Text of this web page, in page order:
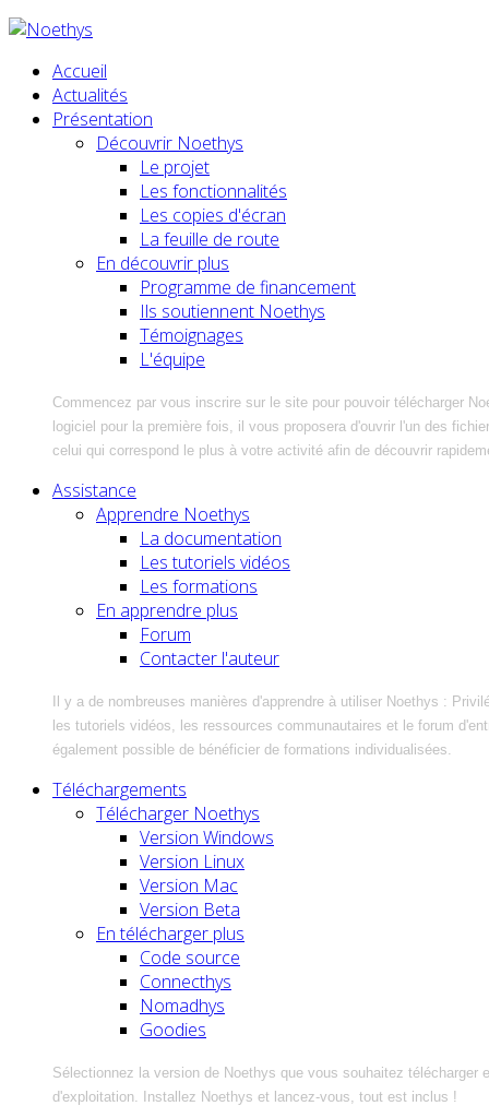
Accueil
Actualités
Présentation
Découvrir Noethys
Le projet
Les fonctionnalités
Les copies d'écran
La feuille de route
En découvrir plus
Programme de financement
Ils soutiennent Noethys
Témoignages
L'équipe
Commencez par vous inscrire sur le site pour pouvoir télécharger
logiciel pour la première fois, il vous proposera d'ouvrir l'un des
celui qui correspond le plus à votre activité afin de découvrir
Assistance
Apprendre Noethys
La documentation
Les tutoriels vidéos
Les formations
En apprendre plus
Forum
Contacter l'auteur
Il y a de nombreuses manières d'apprendre à utiliser Noethys :
les tutoriels vidéos, les ressources communautaires et le forum
également possible de bénéficier de formations individualisées.
Téléchargements
Télécharger Noethys
Version Windows
Version Linux
Version Mac
Version Beta
En télécharger plus
Code source
Connecthys
Nomadhys
Goodies
Sélectionnez la version de Noethys que vous souhaitez télécharger
d'exploitation. Installez Noethys et lancez-vous, tout est inclus !